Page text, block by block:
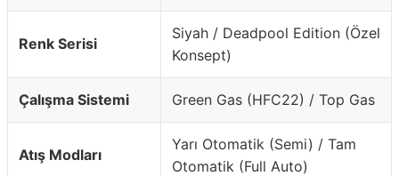
Renk Serisi
Siyah / Deadpool Edition (Özel
Konsept)
Çalışma Sistemi Green Gas (HFC22) / Top Gas
Atış Modları
Yarı Otomatik (Semi) / Tam
Otomatik (Full Auto)